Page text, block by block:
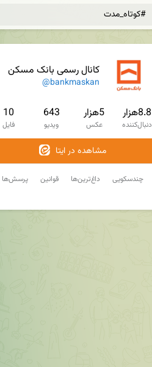
کانال رسمی بانک مسکن
@bankmaskan
8.8هزار
دنبال‌کننده
5هزار
عکس
643
ویدیو
10
فایل
مشاهده در ایتا
پرسش‌ها قوانین داغ‌ترین‌ها چندسکویی